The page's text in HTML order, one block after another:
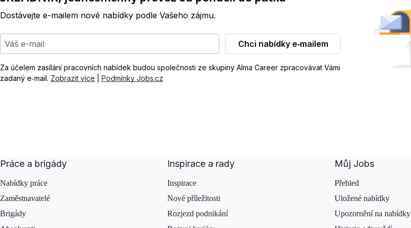
Dostávejte e-mailem nové nabídky podle Vašeho zájmu.
Váš e-mail
Chci nabídky e‑mailem
Za účelem zasílání pracovních nabídek budou společnosti ze skupiny Alma Career zpracovávat Vámi
zadaný e‑mail. Zobrazit více Podmínky Jobs.cz
Práce a brigády
Nabídky práce
Zaměstnavatelé
Brigády
Inspirace a rady
Inspirace
Nové příležitosti
Rozjezd podnikání
Můj Jobs
Přehled
Uložené nabídky
Upozornění na nabídky